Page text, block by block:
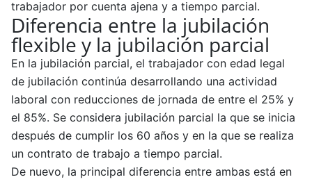
trabajador por cuenta ajena y a tiempo parcial.
Diferencia entre la jubilación
flexible y la jubilación parcial
En la jubilación parcial, el trabajador con edad legal
de jubilación continúa desarrollando una actividad
laboral con reducciones de jornada de entre el 25% y
el 85%. Se considera jubilación parcial la que se inicia
después de cumplir los 60 años y en la que se realiza
un contrato de trabajo a tiempo parcial.
De nuevo, la principal diferencia entre ambas está en